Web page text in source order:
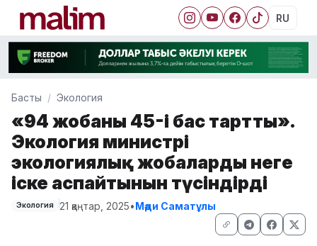
RU
Басты Экология
«94 жобаның 45-і бас тартты».
Экология министрі
экологиялық жобалардың неге
іске аспайтынын түсіндірді
Экология 21 қаңтар, 2025•Мәди Саматұлы